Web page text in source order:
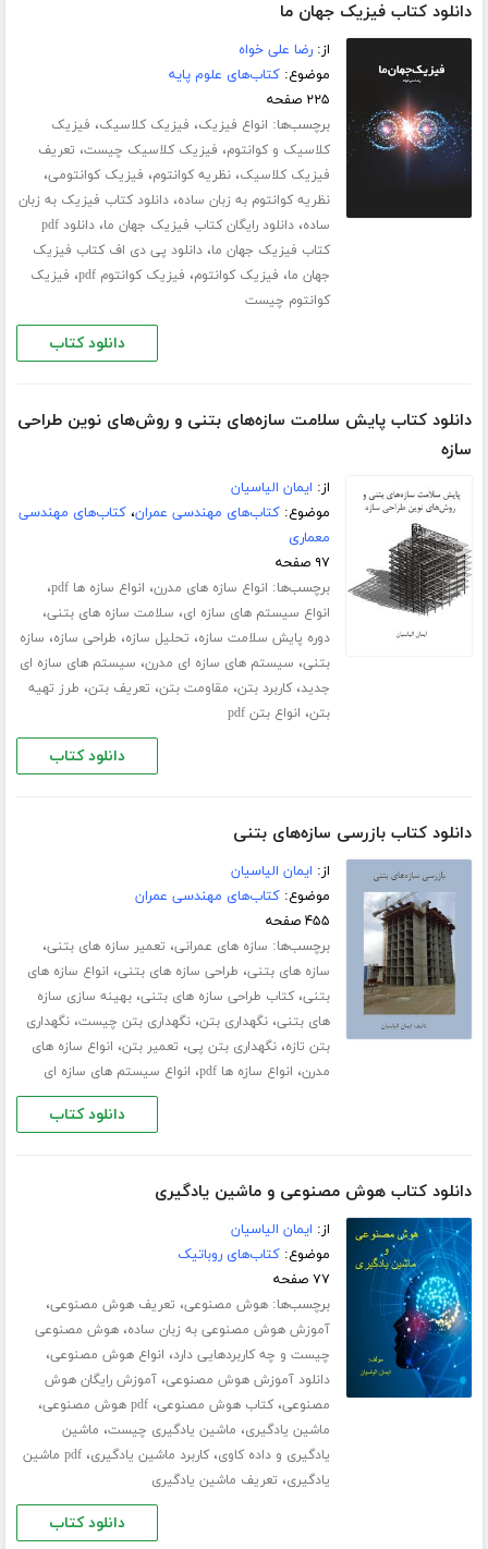
دانلود کتاب فیزیک جهان ما
از:رضا علی خواه
موضوع:کتاب‌های علوم پایه
۲۲۵ صفحه
برچسب‌ها: انواع فیزیک، فیزیک کلاسیک، فیزیک
کلاسیک و کوانتوم، فیزیک کلاسیک چیست، تعریف
فیزیک کلاسیک،نظریه کوانتوم، فیزیک کوانتومی،
نظریه کوانتوم به زبان ساده،دانلود کتاب فیزیک به زبان
ساده،دانلود رایگان کتاب فیزیک جهان ما،
دانلود pdf
کتاب فیزیک جهان ما،دانلود پی دی اف کتاب فیزیک
جهان ما، فیزیک کوانتوم، فیزیک کوانتوم pdf ، فیزیک
کوانتوم چیست
دانلود کتاب
دانلود کتاب پایش سلامت سازه‌های بتنی و روش‌های نوین طراحی
سازه
از: ایمان الیاسیان
موضوع:کتاب‌های مهندسی عمران،کتاب‌های مهندسی
معماری
۹۷ صفحه
برچسب‌ها: انواع سازه های مدرن، انواع سازه ها pdf ،
انواع سیستم های سازه ای، سلامت سازه های بتنی،
دوره پایش سلامت سازه، تحلیل سازه، طراحی سازه، سازه
بتنی، سیستم های سازه ای مدرن، سیستم های سازه ای
جدید،کاربرد بتن، مقاومت بتن، تعریف بتن، طرز تهیه
بتن، انواع بتن pdf
دانلود کتاب
دانلود کتاب بازرسی سازه‌های بتنی
از: ایمان الیاسیان
موضوع:کتاب‌های مهندسی عمران
۴۵۵ صفحه
برچسب‌ها: سازه های عمرانی، تعمیر سازه های بتنی،
سازه های بتنی، طراحی سازه های بتنی، انواع سازه های
بتنی،کتاب طراحی سازه های بتنی،بهینه سازی سازه
های بتنی،نگهداری بتن،نگهداری بتن چیست،نگهداری
بتن تازه،نگهداری بتن پی، تعمیر بتن، انواع سازه های
مدرن، انواع سازه ها pdf ، انواع سیستم های سازه ای
دانلود کتاب
دانلود کتاب هوش مصنوعی و ماشین یادگیری
از: ایمان الیاسیان
موضوع:کتاب‌های روباتیک
۷۷ صفحه
برچسب‌ها:هوش مصنوعی، تعریف هوش مصنوعی،
آموزش هوش مصنوعی به زبان ساده،هوش مصنوعی
چیست و چه کاربردهایی دارد، انواع هوش مصنوعی،
دانلود آموزش هوش مصنوعی،آموزش رایگان هوش
مصنوعی،کتاب هوش مصنوعی،pdf هوش مصنوعی ،
ماشین یادگیری، ماشین یادگیری چیست، ماشین
یادگیری و داده کاوی،کاربرد ماشین یادگیری،
pdf ماشین
یادگیری، تعریف ماشین یادگیری
دانلود کتاب